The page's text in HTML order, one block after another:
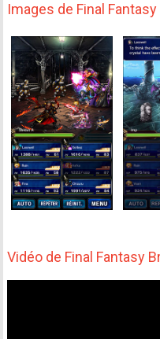
Images de Final
Vidéo de Final Fantasy